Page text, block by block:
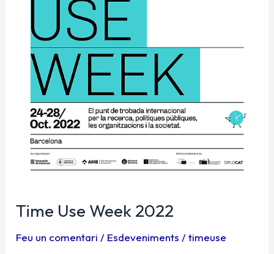
Time Use Week 2022
Feu un comentari / Esdeveniments /timeuse